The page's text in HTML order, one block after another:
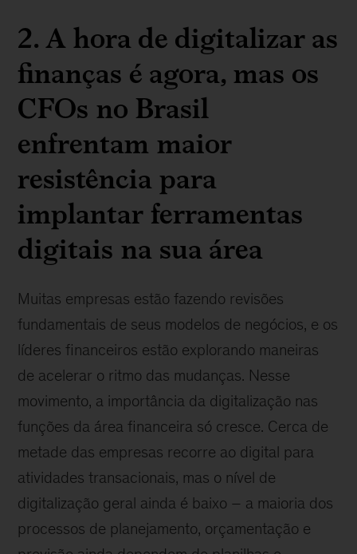
2. A hora de digitalizar as
finanças é agora, mas os
CFOs no Brasil
enfrentam maior
resistência para
implantar ferramentas
digitais na sua área
Muitas empresas estão fazendo revisões
fundamentais de seus modelos de negócios, e os
líderes financeiros estão explorando maneiras
de acelerar o ritmo das mudanças. Nesse
movimento, a importância da digitalização nas
funções da área financeira só cresce. Cerca de
metade das empresas recorre ao digital para
atividades transacionais, mas o nível de
digitalização geral ainda é baixo – a maioria dos
processos de planejamento, orçamentação e